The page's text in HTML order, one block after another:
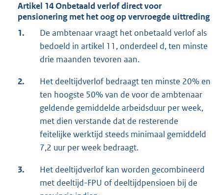
Artikel 14 Onbetaald verlof direct voor
pensionering met het oog op vervroegde uittreding
1.
De ambtenaar vraagt het onbetaald verlof als
bedoeld in artikel 11, onderdeel d, ten minste
drie maanden tevoren aan.
2.
Het deeltijdverlof bedraagt ten minste 20% en
ten hoogste 50% van de voor de ambtenaar
geldende gemiddelde arbeidsduur per week,
met dien verstande dat de resterende
feitelijke werktijd steeds minimaal gemiddeld
7,2 uur per week bedraagt.
3.
Het deeltijdverlof kan worden gecombineerd
met deeltijd-FPU of deeltijdpensioen bij de